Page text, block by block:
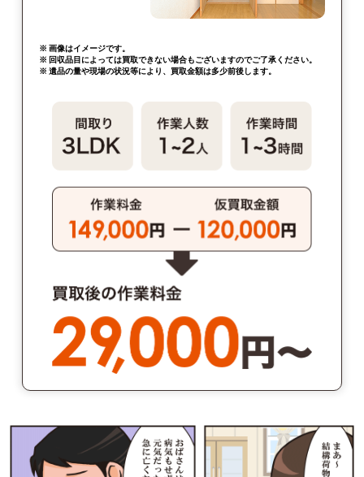
※ 画像はイメージです。
※ 回収品目によっては買取できない場合もございますのでご了承ください。
※ 遺品の量や現場の状況等により、買取金額は多少前後します。